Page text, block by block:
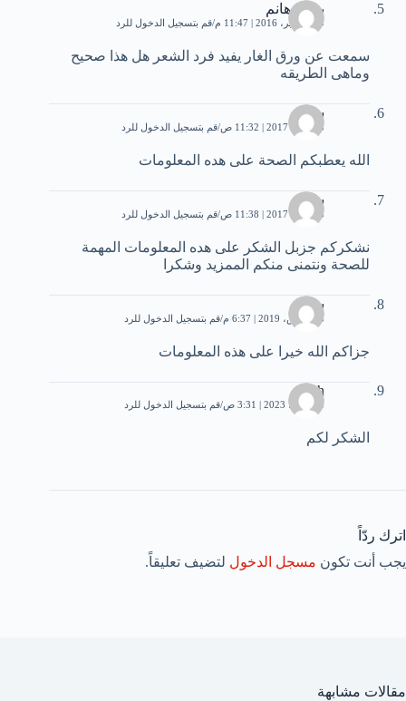
بدريه هانم
30 سبتمبر، 2016 | 11:47 م قم بتسجيل الدخول للرد
سمعت عن ورق الغار يفيد فرد الشعر هل هذا صحيح
وماهى الطريقه
سعاد
15 مايو، 2017 | 11:32 ص قم بتسجيل الدخول للرد
الله يعطبكم الصحة على هده المعلومات
سعاد
15 مايو، 2017 | 11:38 ص قم بتسجيل الدخول للرد
نشكركم جزبل الشكر على هده المعلومات المهمة
للصحة ونتمنى منكم الممزيد وشكرا
سنا
25 مارس، 2019 | 6:37 م قم بتسجيل الدخول للرد
جزاكم الله خيرا على هذه المعلومات
shash
8 مارس، 2023 | 3:31 ص قم بتسجيل الدخول للرد
الشكر لكم
اترك ردّاً
يجب أنت تكون مسجل الدخول لتضيف تعليقاً.
مقالات مشابهة